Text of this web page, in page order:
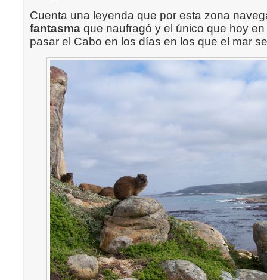
Cuenta una leyenda que por esta zona
fantasma que naufragó y el único que hoy
pasar el Cabo en los días en los que el mar